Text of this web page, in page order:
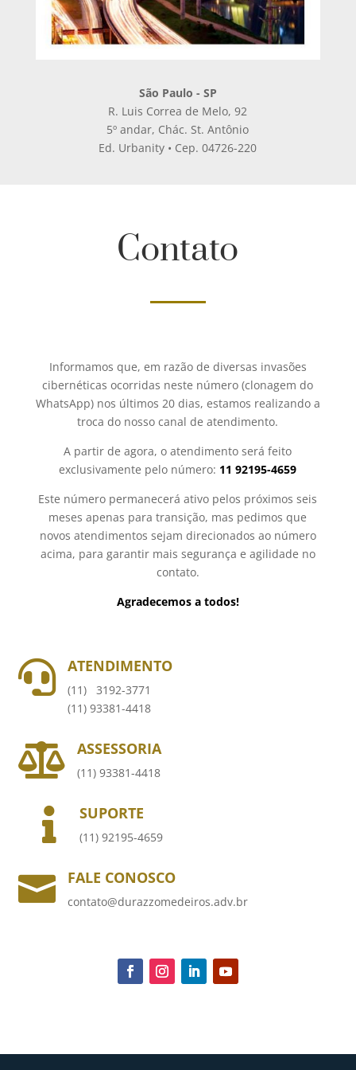
São Paulo - SP
R. Luis Correa de Melo, 92
5º andar, Chác. St. Antônio
Ed. Urbanity • Cep. 04726-220
Contato
Informamos que, em razão de diversas invasões
cibernéticas ocorridas neste número (clonagem do
WhatsApp) nos últimos 20 dias, estamos realizando a
troca do nosso canal de atendimento.
A partir de agora, o atendimento será feito
exclusivamente pelo número: 11 92195-4659
Este número permanecerá ativo pelos próximos seis
meses apenas para transição, mas pedimos que
novos atendimentos sejam direcionados ao número
acima, para garantir mais segurança e agilidade no
contato.
Agradecemos a todos!
 ATENDIMENTO
(11) 3192-3771
(11) 93381-4418
 ASSESSORIA
(11) 93381-4418
 SUPORTE
(11) 92195-4659
 FALE CONOSCO
contato@durazzomedeiros.adv.br